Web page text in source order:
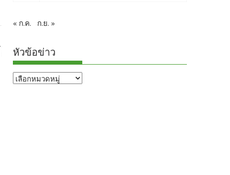
« ก.ค. ก.ย. »
หัวข้อข่าว
หัวข้อ